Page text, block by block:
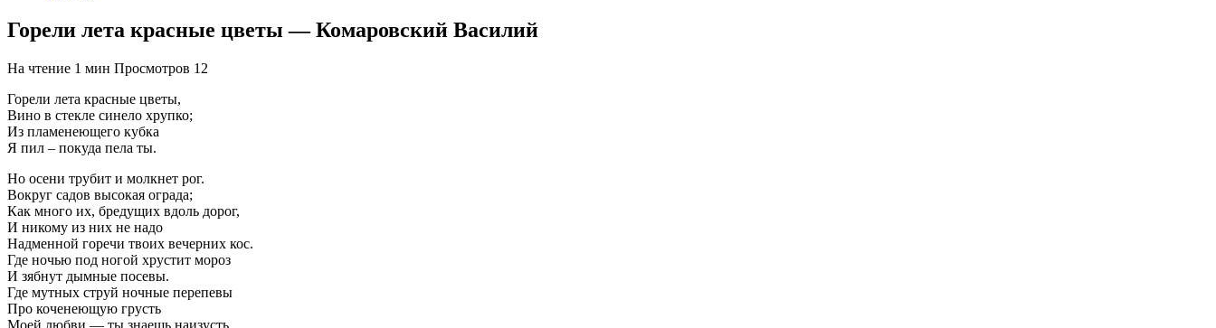
Горели лета красные цветы — Комаровский Василий
На чтение 1 мин Просмотров 12
Горели лета красные цветы,
Вино в стекле синело хрупко;
Из пламенеющего кубка
Я пил – покуда пела ты.
Но осени трубит и молкнет рог.
Вокруг садов высокая ограда;
Как много их, бредущих вдоль дорог,
И никому из них не надо
Надменной горечи твоих вечерних кос.
Где ночью под ногой хрустит мороз
И зябнут дымные посевы.
Где мутных струй ночные перепевы
Про коченеющую грусть
Моей любви — ты знаешь наизусть.